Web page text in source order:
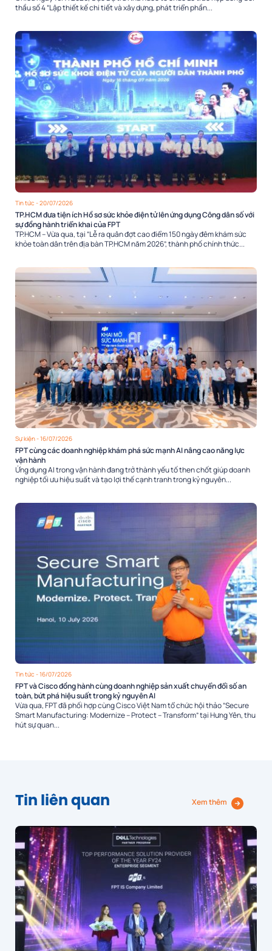
thầu số 4 “Lập thiết kế chi tiết và xây dựng, phát triển phần...
Tin tức - 20/07/2026
TP.HCM đưa tiện ích Hồ sơ sức khỏe điện tử lên ứng dụng Công dân số với
sự đồng hành triển khai của FPT
TP.HCM – Vừa qua, tại “Lễ ra quân đợt cao điểm 150 ngày đêm khám sức
khỏe toàn dân trên địa bàn TP.HCM năm 2026”, thành phố chính thức...
Sự kiện- 16/07/2026
FPT cùng các doanh nghiệp khám phá sức mạnh AI nâng cao năng lực
vận hành
Ứng dụng AI trong vận hành đang trở thành yếu tố then chốt giúp doanh
nghiệp tối ưu hiệu suất và tạo lợi thế cạnh tranh trong kỷ nguyên...
Tin tức - 16/07/2026
FPT và Cisco đồng hành cùng doanh nghiệp sản xuất chuyển đổi số an
toàn, bứt phá hiệu suất trong kỷ nguyên AI
Vừa qua, FPT đã phối hợp cùng Cisco Việt Nam tổ chức hội thảo “Secure
Smart Manufacturing: Modernize – Protect – Transform” tại Hưng Yên, thu
hút sự quan...
Tin liên quan Xem thêm